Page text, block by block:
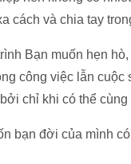
cách và chia tay
Bạn muốn hẹn hò,
công việc lẫn
chỉ khi có thể
bạn đời của mình